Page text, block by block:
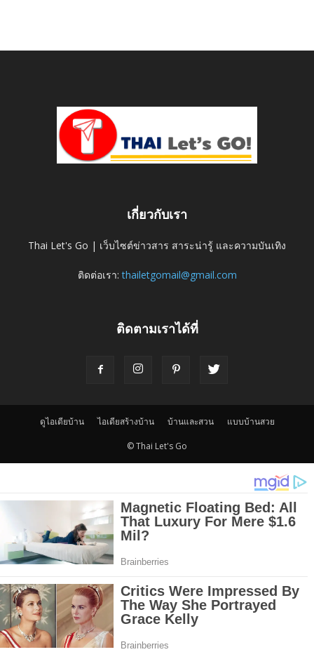
เกี่ยวกับเรา
Thai Let's Go | เว็บไซต์ข่าวสาร สาระน่ารู้ และความบันเทิง
ติดต่อเรา:thailetgomail@gmail.com
ติดตามเราได้ที่
ดูไอเดียบ้าน ไอเดียสร้างบ้าน บ้านและสวน แบบบ้านสวย
© Thai Let's Go